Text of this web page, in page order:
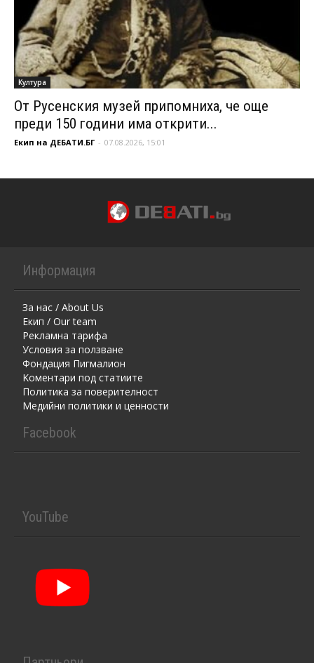
Култура
От Русенския музей припомниха, че още
преди 150 години има открити...
Екип на ДЕБАТИ.БГ - 07.08.2026, 15:01
Информация
За нас / About Us
Екип / Our team
Рекламна тарифа
Условия за ползване
Фондация Пигмалион
Kоментaри под статиите
Политика за поверителност
Медийни политики и ценности
Facebook
YouTube